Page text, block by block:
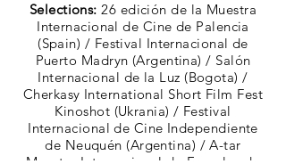
Selections:26 edición de la Muestra
Internacional de Cine de Palencia
(Spain) / Festival Internacional de
Puerto Madryn (Argentina) / Salón
Internacional de la Luz (Bogota) /
Cherkasy International Short Film Fest
Kinoshot (Ukrania) / Festival
Internacional de Cine Independiente
de Neuquén (Argentina) / A-tar